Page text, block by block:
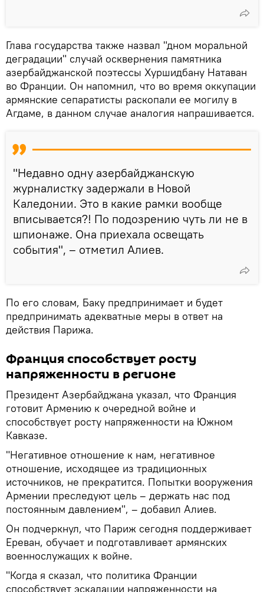
Глава государства также назвал "дном моральной
деградации" случай осквернения памятника
азербайджанской поэтессы Хуршидбану Натаван
во Франции. Он напомнил, что во время оккупации
армянские сепаратисты раскопали ее могилу в
Агдаме, в данном случае аналогия напрашивается.
"Недавно одну азербайджанскую
журналистку задержали в Новой
Каледонии. Это в какие рамки вообще
вписывается?! По подозрению чуть ли не в
шпионаже. Она приехала освещать
события", – отметил Алиев.
По его словам, Баку предпринимает и будет
предпринимать адекватные меры в ответ на
действия Парижа.
Франция способствует росту
напряженности в регионе
Президент Азербайджана указал, что Франция
готовит Армению к очередной войне и
способствует росту напряженности на Южном
Кавказе.
"Негативное отношение к нам, негативное
отношение, исходящее из традиционных
источников, не прекратится. Попытки вооружения
Армении преследуют цель – держать нас под
постоянным давлением", – добавил Алиев.
Он подчеркнул, что Париж сегодня поддерживает
Ереван, обучает и подготавливает армянских
военнослужащих к войне.
"Когда я сказал, что политика Франции
способствует эскалации напряженности на